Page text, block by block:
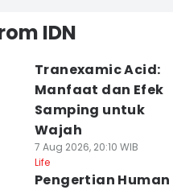
IDN
Tranexamic Acid:
Manfaat dan Efek
Samping untuk
Wajah
7 Aug 2026, 20:10 WIB
Life
Pengertian Human